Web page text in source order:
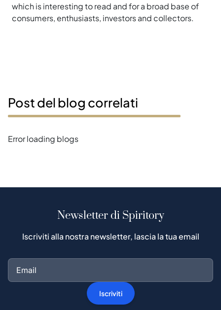
which is interesting to read and for a broad base of
consumers, enthusiasts, investors and collectors.
Post del blog correlati
Error loading blogs
Newsletter di Spiritory
Iscriviti alla nostra newsletter, lascia la tua email
Iscriviti